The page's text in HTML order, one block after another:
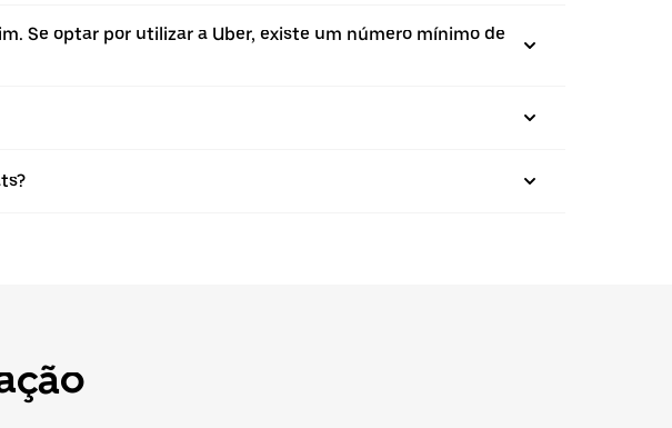
Se optar por utilizar a Uber, existe um número mínimo de